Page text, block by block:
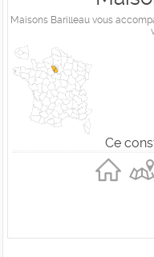
Maisons Barilleau vous
Ce